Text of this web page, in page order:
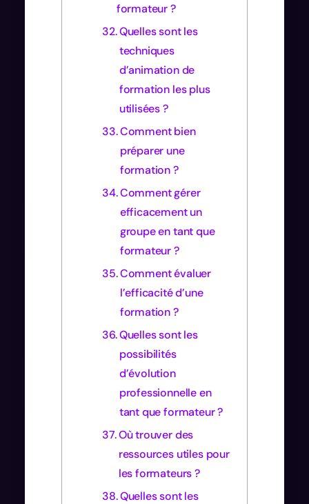
formateur ?
Quelles sont les
techniques
d’animation de
formation les plus
utilisées ?
Comment bien
préparer une
formation ?
Comment gérer
efficacement un
groupe en tant que
formateur ?
Comment évaluer
l’efficacité d’une
formation ?
Quelles sont les
possibilités
d’évolution
professionnelle en
tant que formateur ?
Où trouver des
ressources utiles pour
les formateurs ?
Quelles sont les